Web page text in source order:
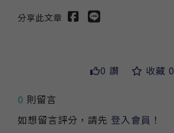
分享此文章
0 讚 收藏 0
0 則留言
如想留言評分，請先 登入會員 ！